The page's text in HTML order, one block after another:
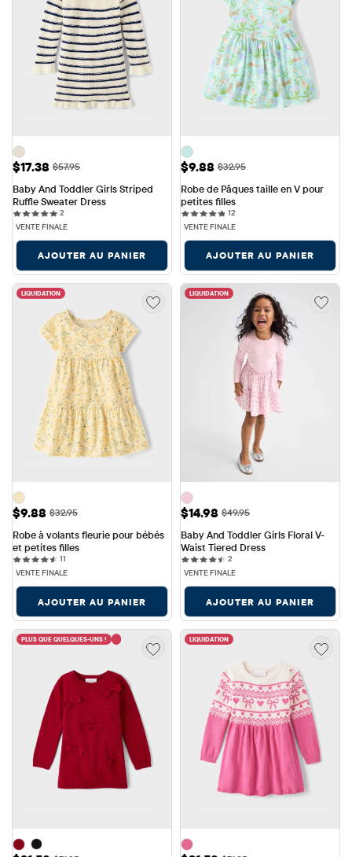
Prix ​​de vente: $17.38
$17.38 Prix ​​d'origine: $57.95
$57.95
Baby And Toddler Girls Striped
Ruffle Sweater Dress
22 reviews
VENTE FINALE
AJOUTER AU PANIER
Prix ​​de vente: $9.88
$9.88 Prix ​​d'origine: $32.95
$32.95
Robe de Pâques taille en V pour
petites filles
1212 reviews
VENTE FINALE
AJOUTER AU PANIER
LIQUIDATION
Prix ​​de vente: $9.88
$9.88 Prix ​​d'origine: $32.95
$32.95
Robe à volants fleurie pour bébés
et petites filles
11
VENTE FINALE
AJOUTER AU PANIER
LIQUIDATION
Prix ​​de vente: $14.98
$14.98 Prix ​​d'origine: $49.95
$49.95
Baby And Toddler Girls Floral V-
Waist Tiered Dress
22 reviews
VENTE FINALE
AJOUTER AU PANIER
PLUS QUE QUELQUES-UNS ! LIQUIDATION